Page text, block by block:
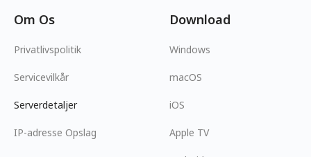
Om Os
Privatlivspolitik
Servicevilkår
Serverdetaljer
IP-adresse Opslag
Download
Windows
macOS
iOS
Apple TV